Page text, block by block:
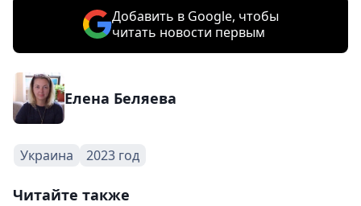
Добавить в Google, чтобы
читать новости первым
Елена Беляева
Украина 2023 год
Читайте также